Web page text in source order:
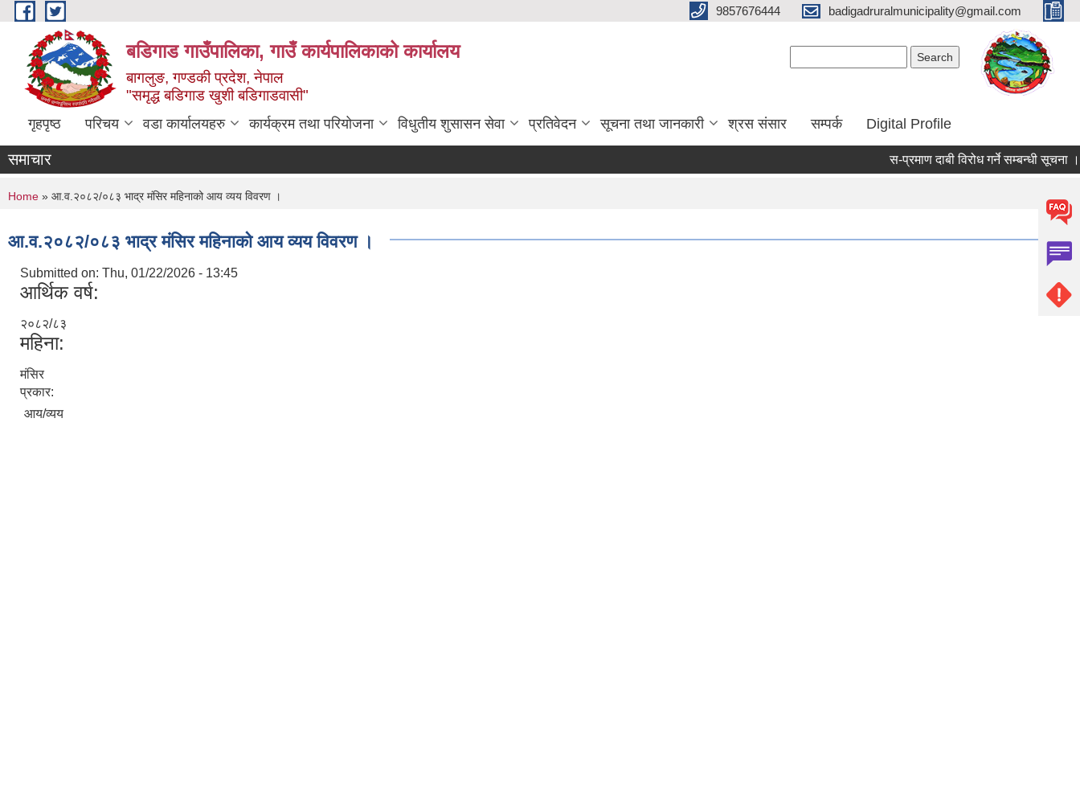
Skip to main content 9857676444 badigadruralmunicipality@gmail.com
बडिगाड गाउँपालिका, गाउँ कार्यपालिकाको कार्यालय
बागलुङ, गण्डकी प्रदेश, नेपाल
"समृद्ध बडिगाड खुशी बडिगाडवासी"
गृहपृष्ठ परिचय वडा कार्यालयहरु कार्यक्रम तथा परियोजना विधुतीय शुसासन सेवा प्रतिवेदन सूचना तथा जानकारी श्रस संसार सम्पर्क Digital Profile
समाचार स-प्रमाण दाबी विरोध गर्ने सम्बन्धी सूचना ।
You are here
Home » आ.व.२०८२/०८३ भाद्र मंसिर महिनाको आय व्यय विवरण ।
आ.व.२०८२/०८३ भाद्र मंसिर महिनाको आय व्यय विवरण ।
Submitted on: Thu, 01/22/2026 - 13:45
आर्थिक वर्ष:
२०८२/८३
महिना:
मंसिर
प्रकार:
आय/व्यय